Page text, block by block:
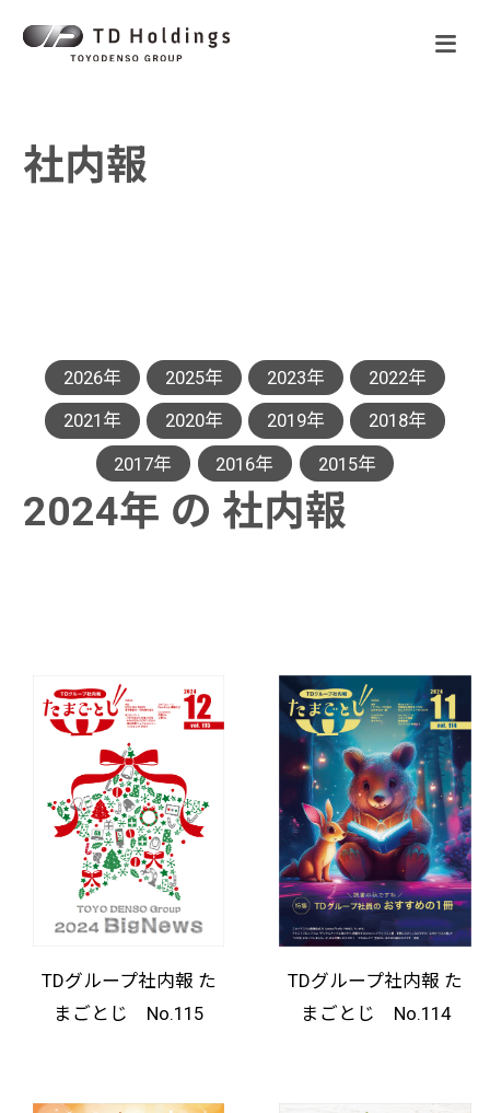
社内報
2026年 2025年 2023年
2022年
2021年
2020年 2019年
2018年
2017年
2016年 2015年
2024年 の 社内報
TDグループ社内報 た
まごとじ No.115
TDグループ社内報 た
まごとじ No.114